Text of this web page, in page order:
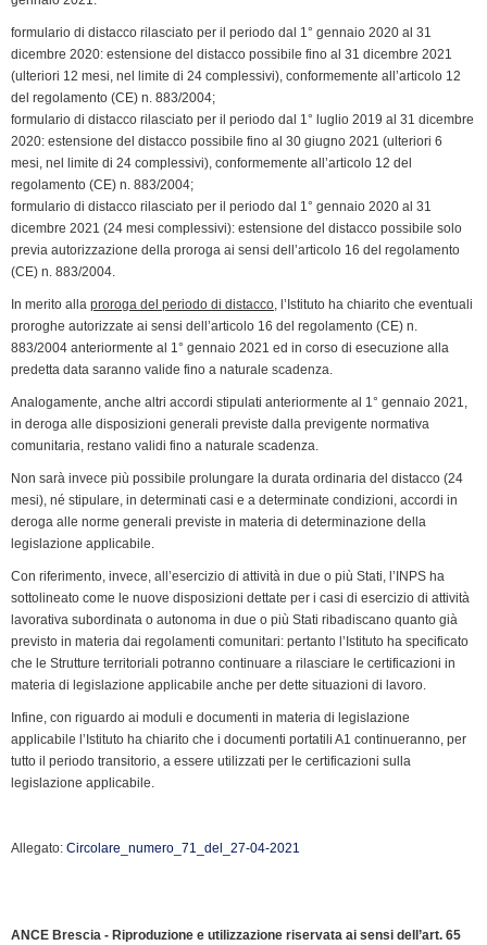
formulario di distacco rilasciato per il periodo dal 1° gennaio 2020 al 31
dicembre 2020: estensione del distacco possibile fino al 31 dicembre 2021
(ulteriori 12 mesi, nel limite di 24 complessivi), conformemente all’articolo 12
del regolamento (CE) n. 883/2004;
formulario di distacco rilasciato per il periodo dal 1° luglio 2019 al 31 dicembre
2020: estensione del distacco possibile fino al 30 giugno 2021 (ulteriori 6
mesi, nel limite di 24 complessivi), conformemente all’articolo 12 del
regolamento (CE) n. 883/2004;
formulario di distacco rilasciato per il periodo dal 1° gennaio 2020 al 31
dicembre 2021 (24 mesi complessivi): estensione del distacco possibile solo
previa autorizzazione della proroga ai sensi dell’articolo 16 del regolamento
(CE) n. 883/2004.
In merito alla proroga del periodo di distacco, l’Istituto ha chiarito che eventuali
proroghe autorizzate ai sensi dell’articolo 16 del regolamento (CE) n.
883/2004 anteriormente al 1° gennaio 2021 ed in corso di esecuzione alla
predetta data saranno valide fino a naturale scadenza.
Analogamente, anche altri accordi stipulati anteriormente al 1° gennaio 2021,
in deroga alle disposizioni generali previste dalla previgente normativa
comunitaria, restano validi fino a naturale scadenza.
Non sarà invece più possibile prolungare la durata ordinaria del distacco (24
mesi), né stipulare, in determinati casi e a determinate condizioni, accordi in
deroga alle norme generali previste in materia di determinazione della
legislazione applicabile.
Con riferimento, invece, all’esercizio di attività in due o più Stati, l’INPS ha
sottolineato come le nuove disposizioni dettate per i casi di esercizio di attività
lavorativa subordinata o autonoma in due o più Stati ribadiscano quanto già
previsto in materia dai regolamenti comunitari: pertanto l’Istituto ha specificato
che le Strutture territoriali potranno continuare a rilasciare le certificazioni in
materia di legislazione applicabile anche per dette situazioni di lavoro.
Infine, con riguardo ai moduli e documenti in materia di legislazione
applicabile l’Istituto ha chiarito che i documenti portatili A1 continueranno, per
tutto il periodo transitorio, a essere utilizzati per le certificazioni sulla
legislazione applicabile.
Allegato: Circolare_numero_71_del_27-04-2021
ANCE Brescia - Riproduzione e utilizzazione riservata ai sensi dell’art. 65